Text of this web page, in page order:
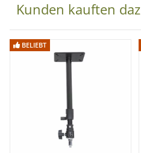
Belastbarkeit: ca. 2,5 kg
Farbe: schwarz
Material: Aluminium
1x Wand-/ Deckenstativ inkl.
Kunden kauften
BELIEBT